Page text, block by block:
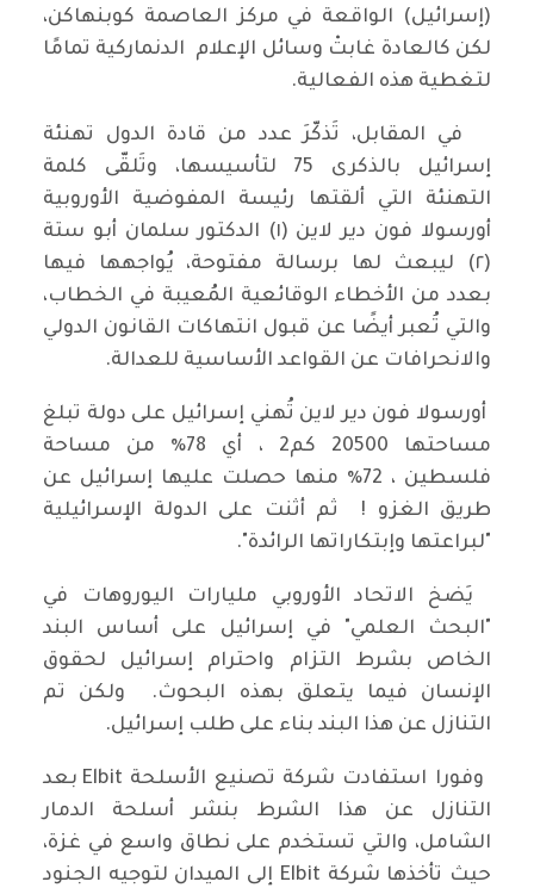
(إسرائيل) الواقعة في مركز العاصمة كوبنهاكن،
لكن كالعادة غابتْ وسائل الإعلام الدنماركية تمامًا
لتغطية هذه الفعالية.
في المقابل، تَذكّرَ عدد من قادة الدول تهنئة
إسرائيل بالذكرى 75 لتأسيسها، وتَلقّى كلمة
التهنئة التي ألقتها رئيسة المفوضية الأوروبية
أورسولا فون دير لاين (١) الدكتور سلمان أبو ستة
(٢) ليبعث لها برسالة مفتوحة، يُواجهها فيها
بعدد من الأخطاء الوقائعية المُعيبة في الخطاب،
والتي تُعبر أيضًا عن قبول انتهاكات القانون الدولي
والانحرافات عن القواعد الأساسية للعدالة.
أورسولا فون دير لاين تُهني إسرائيل على دولة تبلغ
مساحتها 20500 كم2 ، أي 78٪ من مساحة
فلسطين ، 72٪ منها حصلت عليها إسرائيل عن
طريق الغزو ! ثم أثنت على الدولة الإسرائيلية
"لبراعتها وإبتكاراتها الرائدة".
يَضخ الاتحاد الأوروبي مليارات اليوروهات في
"البحث العلمي" في إسرائيل على أساس البند
الخاص بشرط التزام واحترام إسرائيل لحقوق
الإنسان فيما يتعلق بهذه البحوث. ولكن تم
التنازل عن هذا البند بناء على طلب إسرائيل.
وفورا استفادت شركة تصنيع الأسلحة Elbit بعد
التنازل عن هذا الشرط بنشر أسلحة الدمار
الشامل، والتي تستخدم على نطاق واسع في غزة،
حيث تأخذها شركة Elbit إلى الميدان لتوجيه الجنود